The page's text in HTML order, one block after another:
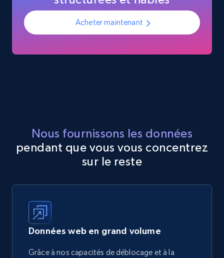
Acheter maintenant
Nous fournissons les données
pendant que vous vous concentrez
sur le reste
Données web en grand volume
Grâce à nos capacités de déblocage et à la